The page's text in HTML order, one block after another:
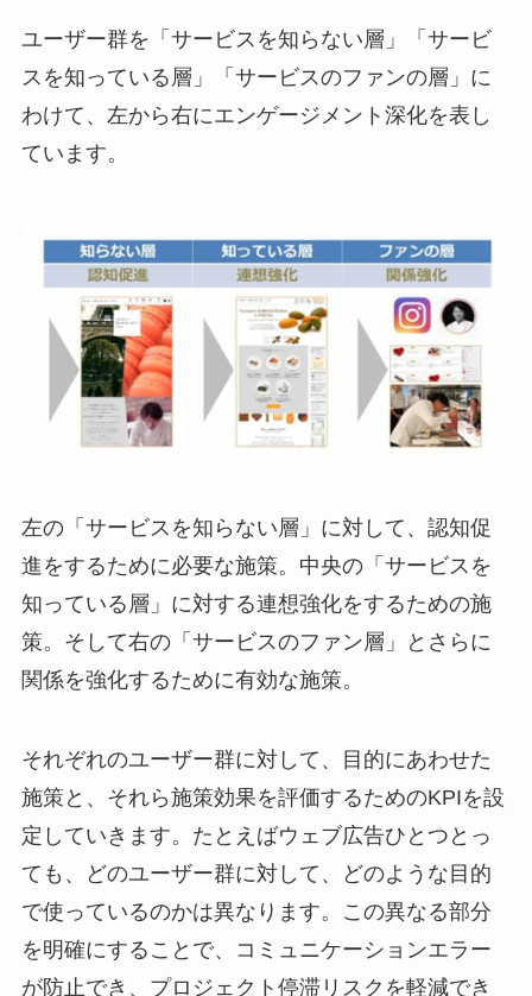
ユーザー群を「サービスを知らない層」「サービ
スを知っている層」「サービスのファンの層」に
わけて、左から右にエンゲージメント深化を表し
ています。
左の「サービスを知らない層」に対して、認知促
進をするために必要な施策。中央の「サービスを
知っている層」に対する連想強化をするための施
策。そして右の「サービスのファン層」とさらに
関係を強化するために有効な施策。
それぞれのユーザー群に対して、目的にあわせた
施策と、それら施策効果を評価するためのKPIを設
定していきます。たとえばウェブ広告ひとつとっ
ても、どのユーザー群に対して、どのような目的
で使っているのかは異なります。この異なる部分
を明確にすることで、コミュニケーションエラー
が防止でき、プロジェクト停滞リスクを軽減でき